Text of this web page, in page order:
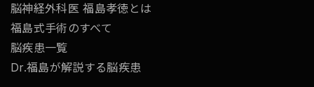
脳神経外科医 福島孝徳とは
福島式手術のすべて
脳疾患一覧
Dr.福島が解説する脳疾患